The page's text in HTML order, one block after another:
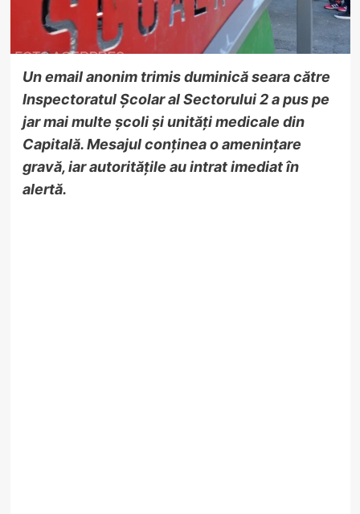
Un email anonim trimis duminică seara către
Inspectoratul Școlar al Sectorului 2 a pus pe
jar mai multe școli și unități medicale din
Capitală. Mesajul conținea o amenințare
gravă, iar autoritățile au intrat imediat în
alertă.